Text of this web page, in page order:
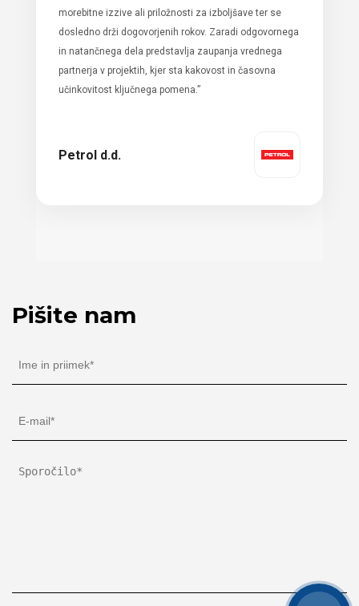
morebitne izzive ali priložnosti za izboljšave ter se
dosledno drži dogovorjenih rokov. Zaradi odgovornega
in natančnega dela predstavlja zaupanja vrednega
partnerja v projektih, kjer sta kakovost in časovna
učinkovitost ključnega pomena.”
Petrol d.d.
Pišite nam